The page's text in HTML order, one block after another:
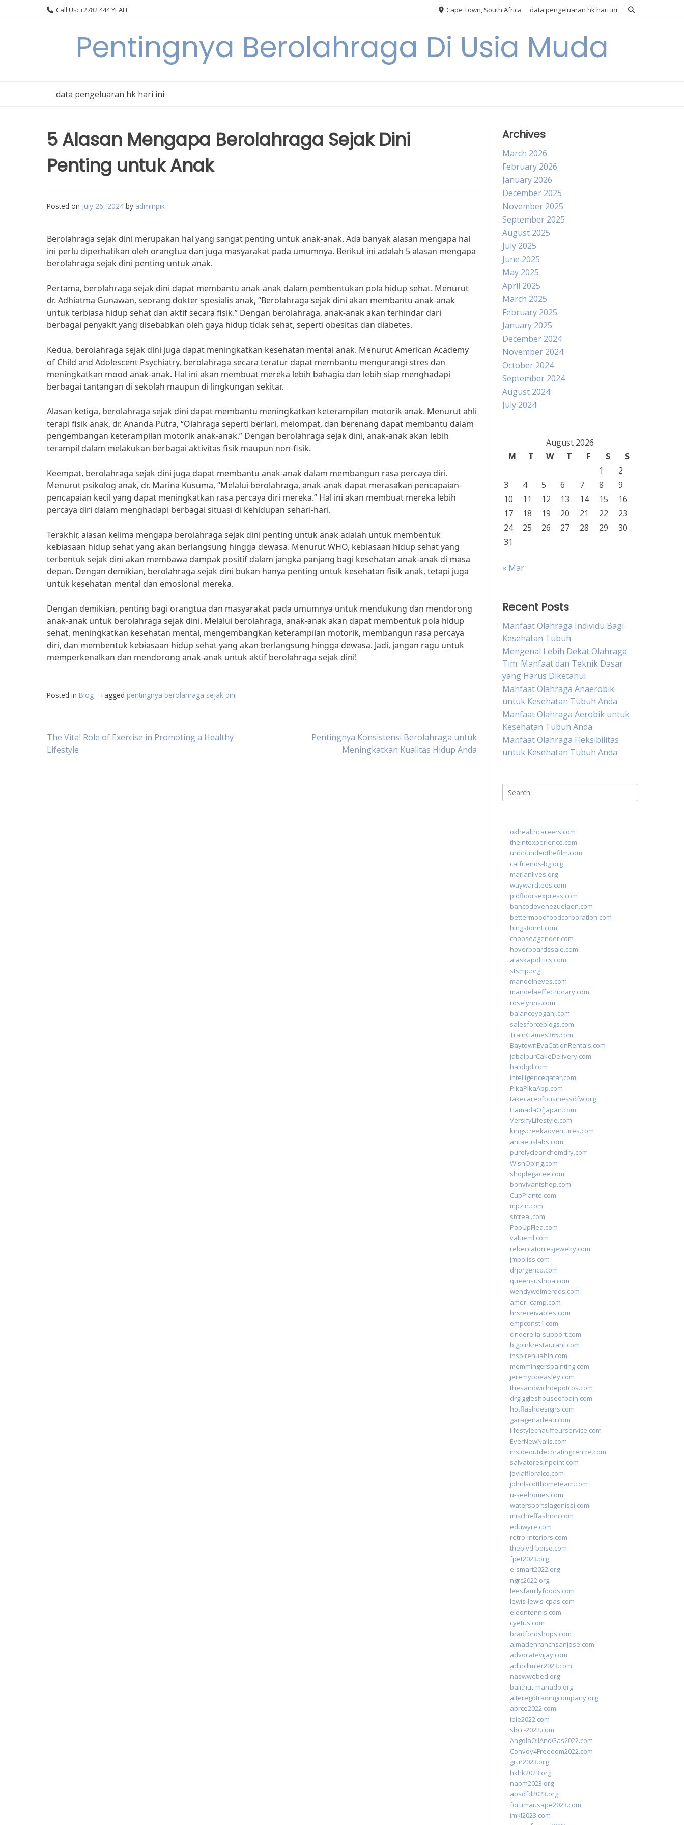
Call Us: +2782 444 YEAH Cape Town, South Africa data pengeluaran hk hari ini
Pentingnya Berolahraga Di Usia Muda
data pengeluaran hk hari ini
5 Alasan Mengapa Berolahraga Sejak Dini
Penting untuk Anak
Posted on July 26, 2024 by adminpik
Berolahraga sejak dini merupakan hal yang sangat penting untuk anak-anak. Ada banyak alasan mengapa hal
ini perlu diperhatikan oleh orangtua dan juga masyarakat pada umumnya. Berikut ini adalah 5 alasan mengapa
berolahraga sejak dini penting untuk anak.
Pertama, berolahraga sejak dini dapat membantu anak-anak dalam pembentukan pola hidup sehat. Menurut
dr. Adhiatma Gunawan, seorang dokter spesialis anak, “Berolahraga sejak dini akan membantu anak-anak
untuk terbiasa hidup sehat dan aktif secara fisik.” Dengan berolahraga, anak-anak akan terhindar dari
berbagai penyakit yang disebabkan oleh gaya hidup tidak sehat, seperti obesitas dan diabetes.
Kedua, berolahraga sejak dini juga dapat meningkatkan kesehatan mental anak. Menurut American Academy
of Child and Adolescent Psychiatry, berolahraga secara teratur dapat membantu mengurangi stres dan
meningkatkan mood anak-anak. Hal ini akan membuat mereka lebih bahagia dan lebih siap menghadapi
berbagai tantangan di sekolah maupun di lingkungan sekitar.
Alasan ketiga, berolahraga sejak dini dapat membantu meningkatkan keterampilan motorik anak. Menurut ahli
terapi fisik anak, dr. Ananda Putra, “Olahraga seperti berlari, melompat, dan berenang dapat membantu dalam
pengembangan keterampilan motorik anak-anak.” Dengan berolahraga sejak dini, anak-anak akan lebih
terampil dalam melakukan berbagai aktivitas fisik maupun non-fisik.
Keempat, berolahraga sejak dini juga dapat membantu anak-anak dalam membangun rasa percaya diri.
Menurut psikolog anak, dr. Marina Kusuma, “Melalui berolahraga, anak-anak dapat merasakan pencapaian-
pencapaian kecil yang dapat meningkatkan rasa percaya diri mereka.” Hal ini akan membuat mereka lebih
percaya diri dalam menghadapi berbagai situasi di kehidupan sehari-hari.
Terakhir, alasan kelima mengapa berolahraga sejak dini penting untuk anak adalah untuk membentuk
kebiasaan hidup sehat yang akan berlangsung hingga dewasa. Menurut WHO, kebiasaan hidup sehat yang
terbentuk sejak dini akan membawa dampak positif dalam jangka panjang bagi kesehatan anak-anak di masa
depan. Dengan demikian, berolahraga sejak dini bukan hanya penting untuk kesehatan fisik anak, tetapi juga
untuk kesehatan mental dan emosional mereka.
Dengan demikian, penting bagi orangtua dan masyarakat pada umumnya untuk mendukung dan mendorong
anak-anak untuk berolahraga sejak dini. Melalui berolahraga, anak-anak akan dapat membentuk pola hidup
sehat, meningkatkan kesehatan mental, mengembangkan keterampilan motorik, membangun rasa percaya
diri, dan membentuk kebiasaan hidup sehat yang akan berlangsung hingga dewasa. Jadi, jangan ragu untuk
memperkenalkan dan mendorong anak-anak untuk aktif berolahraga sejak dini!
Posted in Blog Tagged pentingnya berolahraga sejak dini
Post
The Vital Role of Exercise in Promoting a Healthy
Lifestyle
Pentingnya Konsistensi Berolahraga untuk
Meningkatkan Kualitas Hidup Anda
Archives
March 2026
February 2026
January 2026
December 2025
November 2025
September 2025
August 2025
July 2025
June 2025
May 2025
April 2025
March 2025
February 2025
January 2025
December 2024
November 2024
October 2024
September 2024
August 2024
July 2024
August 2026
M
T W T F S
S
1
2
3
4 5 6 7 8
9
10
11 12 13 14 15
16
17
18 19 20 21 22
23
24
25 26 27 28 29
30
31
« Mar
Recent Posts
Manfaat Olahraga Individu Bagi
Kesehatan Tubuh
Mengenal Lebih Dekat Olahraga
Tim: Manfaat dan Teknik Dasar
yang Harus Diketahui
Manfaat Olahraga Anaerobik
untuk Kesehatan Tubuh Anda
Manfaat Olahraga Aerobik untuk
Kesehatan Tubuh Anda
Manfaat Olahraga Fleksibilitas
untuk Kesehatan Tubuh Anda
Search
for:
okhealthcareers.com
theintexperience.com
unboundedthefilm.com
catfriends-bg.org
marianlives.org
waywardtees.com
pidfloorsexpress.com
bancodevenezuelaen.com
bettermoodfoodcorporation.com
hingstonnt.com
chooseagender.com
hoverboardssale.com
alaskapolitics.com
stsmp.org
manoelneves.com
mandelaeffectlibrary.com
roselynns.com
balanceyoganj.com
salesforceblogs.com
TrainGames365.com
BaytownEvaCationRentals.com
JabalpurCakeDelivery.com
halobjd.com
intelligenceqatar.com
PikaPikaApp.com
takecareofbusinessdfw.org
HamadaOfJapan.com
VersifyLifestyle.com
kingscreekadventures.com
antaeuslabs.com
purelycleanchemdry.com
WishOping.com
shoplegacee.com
bonvivantshop.com
CupPlante.com
mpzin.com
stcreal.com
PopUpFlea.com
valueml.com
rebeccatorresjewelry.com
jmpbliss.com
drjorgerico.com
queensushipa.com
wendyweimerdds.com
ameri-camp.com
hrsreceivables.com
empconst1.com
cinderella-support.com
bigpinkrestaurant.com
inspirehuahin.com
memmingerspainting.com
jeremypbeasley.com
thesandwichdepotcos.com
drgiggleshouseofpain.com
hotflashdesigns.com
garagenadeau.com
lifestylechauffeurservice.com
EverNewNails.com
insideoutdecoratingcentre.com
salvatoresinpoint.com
jovialfloralco.com
johnlscotthometeam.com
u-seehomes.com
watersportslagonissi.com
mischieffashion.com
eduwyre.com
retro-interiors.com
theblvd-boise.com
fpet2023.org
e-smart2022.org
ngrc2022.org
leesfamilyfoods.com
lewis-lewis-cpas.com
eleontennis.com
cyetus.com
bradfordshops.com
almadenranchsanjose.com
advocatevijay.com
adlibilimler2023.com
naswwebed.org
balithut-manado.org
alteregotradingcompany.org
aprce2022.com
ibie2022.com
sbcc-2022.com
AngolaOilAndGas2022.com
Convoy4Freedom2022.com
grur2023.org
hkhk2023.org
napm2023.org
apsdfd2023.org
forumausape2023.com
imkl2023.com